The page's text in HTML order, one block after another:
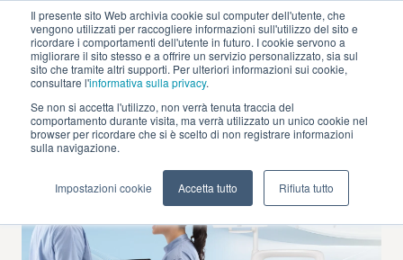
Il presente sito Web archivia cookie sul computer dell'utente, che
vengono utilizzati per raccogliere informazioni sull'utilizzo del sito e
ricordare i comportamenti dell'utente in futuro. I cookie servono a
migliorare il sito stesso e a offrire un servizio personalizzato, sia sul
sito che tramite altri supporti. Per ulteriori informazioni sui cookie,
consultare l'informativa sulla privacy.
Se non si accetta l'utilizzo, non verrà tenuta traccia del
comportamento durante visita, ma verrà utilizzato un unico cookie nel
browser per ricordare che si è scelto di non registrare informazioni
sulla navigazione.
Impostazioni cookie Accetta tutto Rifiuta tutto
Software
AREA
Puma Eli R
Puma Eli
Ambidestro